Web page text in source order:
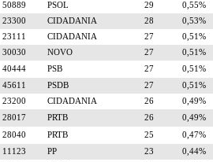
50889 PSOL 29
23300 CIDADANIA 28
23111 CIDADANIA 27
30030 NOVO 27
40444 PSB 27
45611 PSDB 27
23200 CIDADANIA 26
28017 PRTB 26
28040 PRTB 25
11123 PP 23